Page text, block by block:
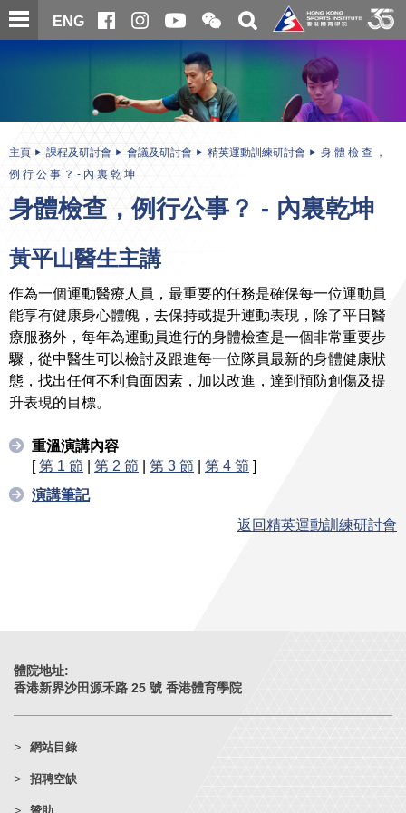
跳
至
ENG
開
合
信
二
維
碼
關
搜
主頁 課程及研討會 會議及研討會 精英運動訓練研討會
身 體 檢 查 ，
例 行 公 事 ？ - 內 裏 乾 坤
身體檢查，例行公事？ - 內裏乾坤
黃平山醫生主講
作為一個運動醫療人員，最重要的任務是確保每一位運動員
能享有健康身心體魄，去保持或提升運動表現，除了平日醫
療服務外，每年為運動員進行的身體檢查是一個非常重要步
驟，從中醫生可以檢討及跟進每一位隊員最新的身體健康狀
態，找出任何不利負面因素，加以改進，達到預防創傷及提
升表現的目標。
重溫演講內容
[第 1 節 | 第 2 節 | 第 3 節 | 第 4 節 ]
演講筆記
返回精英運動訓練研討會
體院地址:
香港新界沙田源禾路 25 號 香港體育學院
網站目錄
招聘空缺